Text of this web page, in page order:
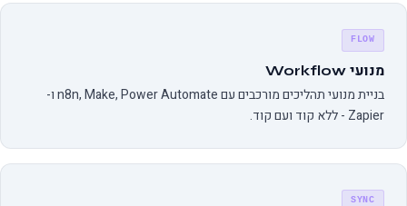
FLOW
מנועי Workflow
בניית מנועי תהליכים מורכבים עם n8n, Make, Power Automate ו-
Zapier - ללא קוד ועם קוד.
SYNC